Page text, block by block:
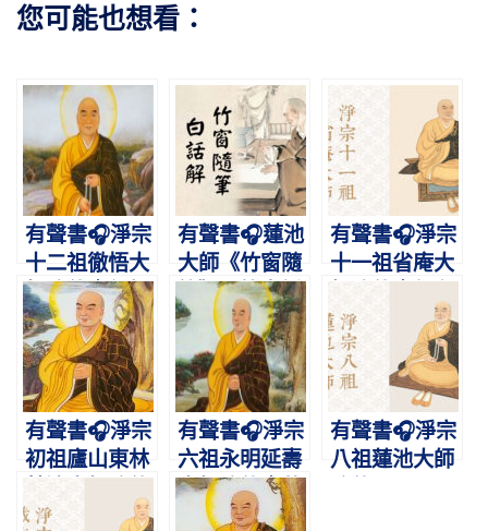
您可能也想看：
有聲書🎧淨宗
十二祖徹悟大
師略傳｜紅螺
典範，攝禪教
而歸淨土
有聲書🎧蓮池
大師《竹窗隨
筆》三筆白話
解
有聲書🎧淨宗
十一祖省庵大
梵網，志在西
方
有聲書🎧淨宗
初祖廬山東林
｜肇啟蓮宗，
有聲書🎧淨宗
六祖永明延壽
大師略傳｜萬
善莊嚴淨土
有聲書🎧淨宗
八祖蓮池大師